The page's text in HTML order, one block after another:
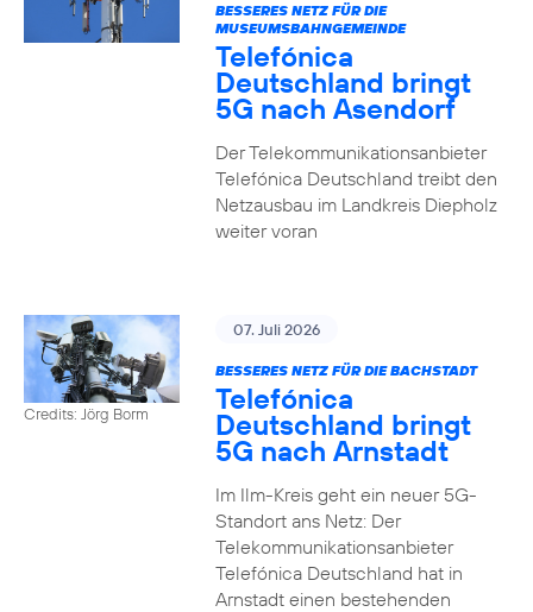
BESSERES NETZ FÜR DIE
MUSEUMSBAHNGEMEINDE
Telefónica
Deutschland bringt
5G nach Asendorf
Der Telekommunikationsanbieter
Telefónica Deutschland treibt den
Netzausbau im Landkreis Diepholz
weiter voran
Credits: Jörg Borm
07. Juli 2026
BESSERES NETZ FÜR DIE BACHSTADT
Telefónica
Deutschland bringt
5G nach Arnstadt
Im Ilm-Kreis geht ein neuer 5G-
Standort ans Netz: Der
Telekommunikationsanbieter
Telefónica Deutschland hat in
Arnstadt einen bestehenden